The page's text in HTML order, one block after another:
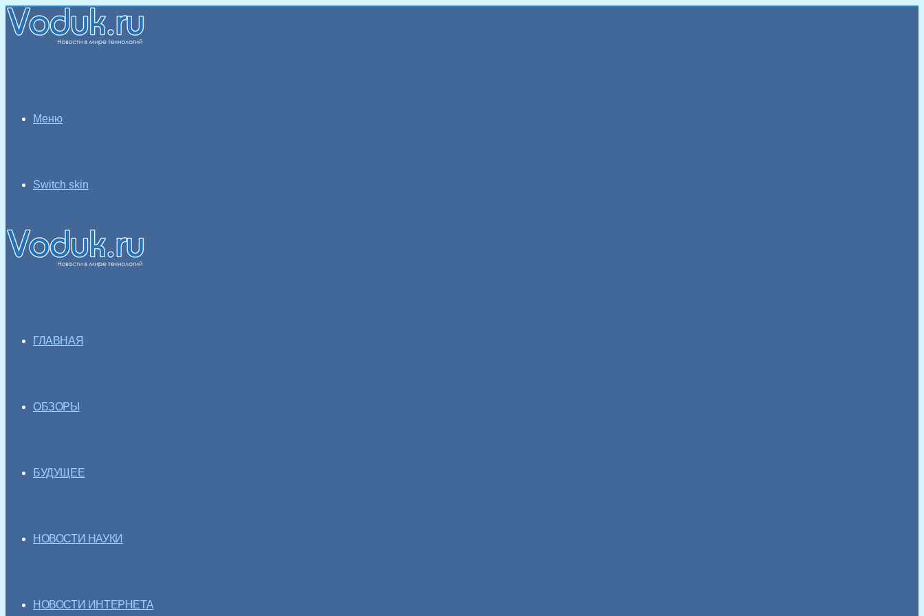
Меню
Switch skin
ГЛАВНАЯ
ОБЗОРЫ
БУДУЩЕЕ
НОВОСТИ НАУКИ
НОВОСТИ ИНТЕРНЕТА